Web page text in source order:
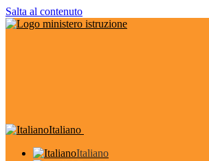
Salta al contenuto
Italiano
Italiano